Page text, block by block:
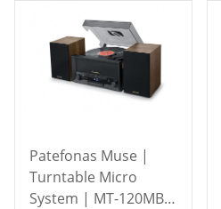
Patefonas Muse |
Turntable Micro
System | MT-120MB |